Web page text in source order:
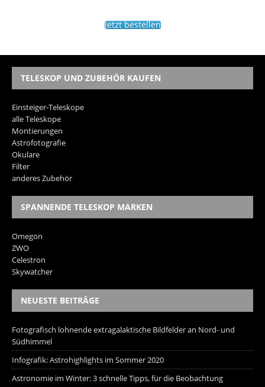
Jetzt bestellen
TELESKOP UND ZUBEHÖR KAUFEN
Einsteiger-Teleskope
alle Teleskope
Montierungen
Astrofotografie
Okulare
Filter
anderes Zubehör
SPANNENDE TELESKOP MARKEN
Omegon
ZWO
Celestron
Skywatcher
NEUESTE BEITRÄGE
Fotografisch lohnende extragalaktische Bildfelder an Nord- und
Südhimmel
Infografik: Astrohighlights im Sommer 2020
Astronomie im Winter: 3 schnelle Tipps, für die Beobachtung